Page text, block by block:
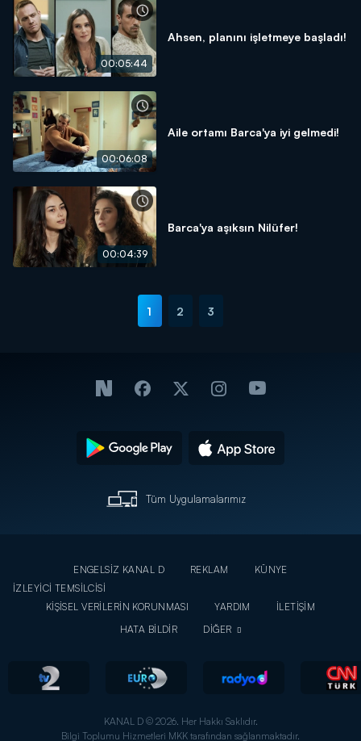
00:05:44
Ahsen, planını işletmeye başladı!
00:06:08
Aile ortamı Barca'ya iyi gelmedi!
00:04:39
Barca'ya aşıksın Nilüfer!
1 2 3
Tüm Uygulamalarımız
ENGELSİZ KANAL D REKLAM
KÜNYE
İZLEYİCİ TEMSİLCİSİ
KİŞİSEL VERİLERİN KORUNMASI
YARDIM
İLETİŞİM
HATA BİLDİR
DİĞER
KANAL D © 2026. Her Hakkı Saklıdır.
Bilgi Toplumu Hizmetleri MKK tarafından sağlanmaktadır.